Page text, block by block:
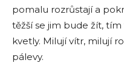
pomalu rozrůstají a
těžší se jim bude žít,
kvetly. Milují vítr, milují
pálevy.